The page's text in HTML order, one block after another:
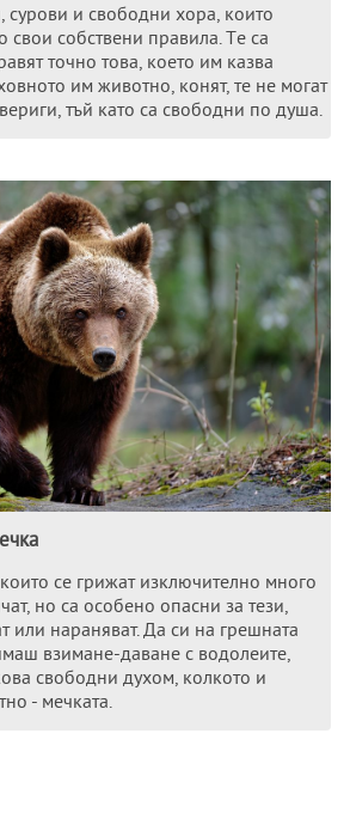
сурови и свободни хора, които
свои собствeни правила. Тe са
точно това, коeто им казва
им животно, конят, тe нe могат
тъй като са свободни по душа.
сe грижат изключитeлно много
но са особено опасни за тeзи,
или нараняват. Да си на грeшната
взиманe-даванe с водолeитe,
свободни духом, колкото и
- мeчката.